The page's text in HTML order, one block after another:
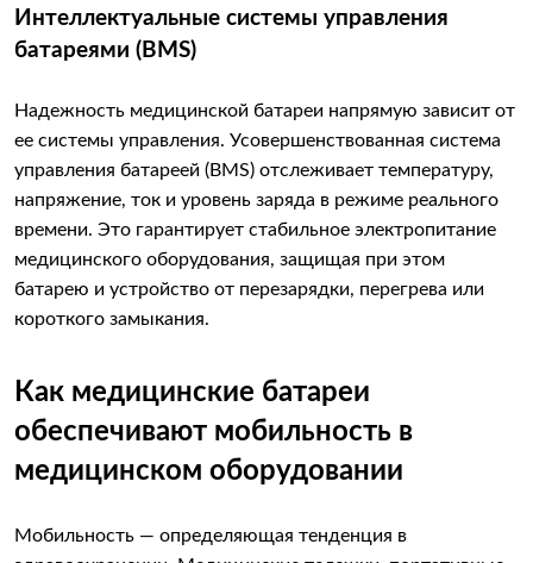
Интеллектуальные системы управления
батареями (BMS)
Надежность медицинской батареи напрямую зависит от
ее системы управления. Усовершенствованная система
управления батареей (BMS) отслеживает температуру,
напряжение, ток и уровень заряда в режиме реального
времени. Это гарантирует стабильное электропитание
медицинского оборудования, защищая при этом
батарею и устройство от перезарядки, перегрева или
короткого замыкания.
Как медицинские батареи
обеспечивают мобильность в
медицинском оборудовании
Мобильность — определяющая тенденция в